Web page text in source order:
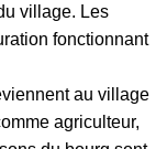
village. Les
fonctionnant
au village
agriculteur,